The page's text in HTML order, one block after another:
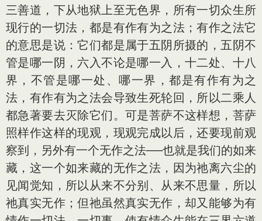
三善道，下从地狱上至无色界，所有一切众生所
现行的一切法，都是有作有为之法；有作之法它
的意思是说：它们都是属于五阴所摄的，五阴不
管是哪一阴，六入不论是哪一入，十二处、十八
界，不管是哪一处、哪一界，都是有作有为之
法，有作有为之法会导致生死轮回，所以二乘人
都急著要去灭除它们。可是菩萨不这样想，菩萨
照样作这样的现观，现观完成以后，还要现前观
察到，另外有一个无作之法──也就是我们的如来
藏，这一个如来藏的无作之法，因为祂离六尘的
见闻觉知，所以从来不分别、从来不思量，所以
祂真实无作；但祂虽然真实无作，却又能够为有